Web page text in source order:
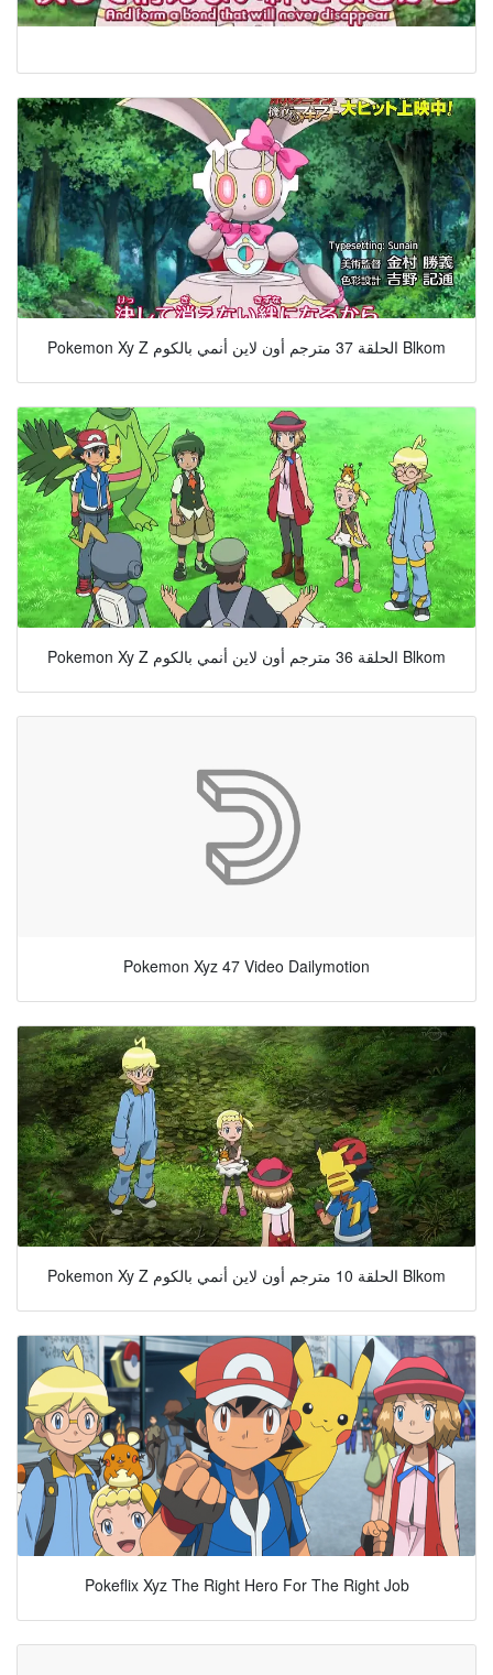
Pokemon Xy Z الحلقة 37 مترجم أون لاين أنمي بالكوم Blkom
Pokemon Xy Z الحلقة 36 مترجم أون لاين أنمي بالكوم Blkom
Pokemon Xyz 47 Video Dailymotion
Pokemon Xy Z الحلقة 10 مترجم أون لاين أنمي بالكوم Blkom
Pokeflix Xyz The Right Hero For The Right Job